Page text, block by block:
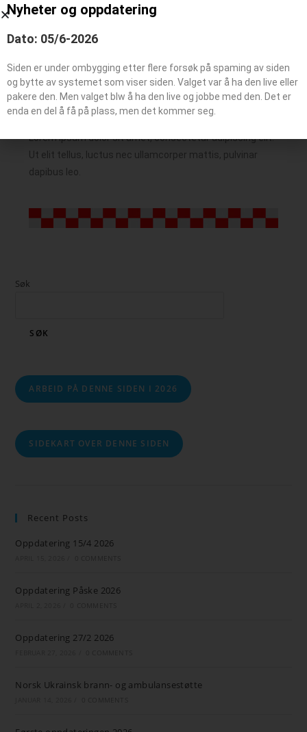
Lorem ipsum dolor sit amet, consectetur adipiscing elit.
Ut elit tellus, luctus nec ullamcorper mattis, pulvinar
dapibus leo.
Søk
SØK
ARBEID PÅ DENNE SIDEN I 2026
SIDEKART OVER DENNE SIDEN
Recent Posts
Oppdatering 15/4 2026
Oppdatering Påske 2026
Oppdatering 27/2 2026
Norsk Ukrainsk brann- og ambulansestøtte
Nyheter og oppdatering
Dato: 05/6-2026
Siden er under ombygging etter flere forsøk på spaming av siden
og bytte av systemet som viser siden. Valget var å ha den live eller
pakere den. Men valget blw å ha den live og jobbe med den. Det er
enda en del å få på plass, men det kommer seg.